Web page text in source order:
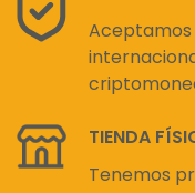
TIENDA
Tenemos